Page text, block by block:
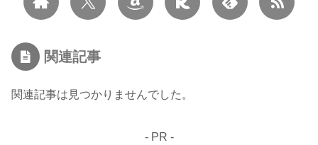
関連記事
関連記事は見つかりませんでした。
- PR -